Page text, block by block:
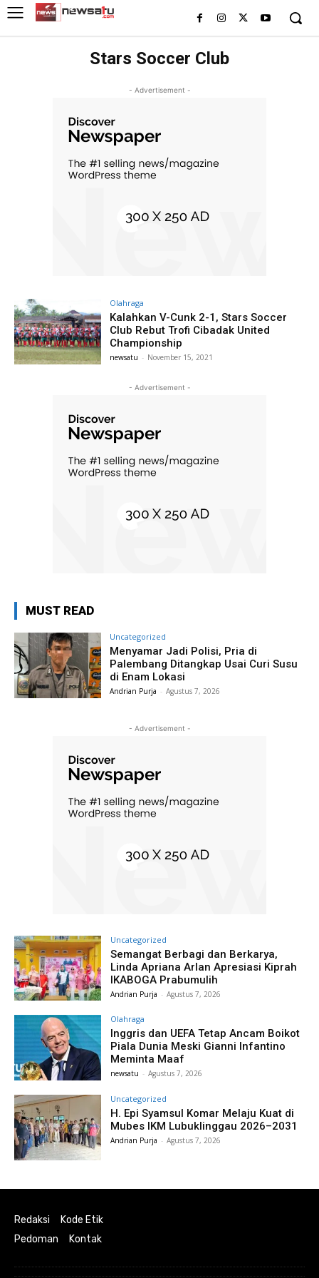
Stars Soccer Club
- Advertisement -
Olahraga
Kalahkan V-Cunk 2-1, Stars Soccer
Club Rebut Trofi Cibadak United
Championship
newsatu - November 15, 2021
- Advertisement -
MUST READ
Uncategorized
Menyamar Jadi Polisi, Pria di
Palembang Ditangkap Usai Curi Susu
di Enam Lokasi
Andrian Purja - Agustus 7, 2026
- Advertisement -
Uncategorized
Semangat Berbagi dan Berkarya,
Linda Apriana Arlan Apresiasi Kiprah
IKABOGA Prabumulih
Andrian Purja - Agustus 7, 2026
Olahraga
Inggris dan UEFA Tetap Ancam Boikot
Piala Dunia Meski Gianni Infantino
Meminta Maaf
newsatu - Agustus 7, 2026
Uncategorized
H. Epi Syamsul Komar Melaju Kuat di
Mubes IKM Lubuklinggau 2026–2031
Andrian Purja - Agustus 7, 2026
Redaksi
Kode Etik
Pedoman
Kontak